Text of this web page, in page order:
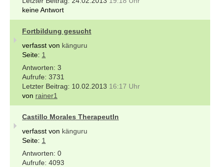
keine Antwort
Fortbildung gesucht
verfasst von känguru
Seite: 1
3
3731
10.02.2013 16:17 Uhr
von rainer1
Castillo Morales TherapeutIn
verfasst von känguru
Seite: 1
0
4093